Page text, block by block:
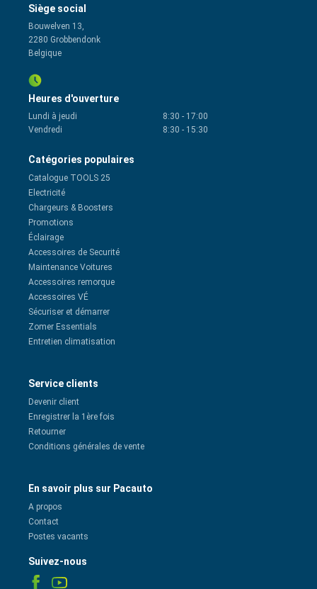
Siège social
Bouwelven 13,
2280 Grobbendonk
Belgique
Heures d'ouverture
Lundi à jeudi 8:30 - 17:00
Vendredi
8:30 - 15:30
Catégories populaires
Catalogue TOOLS 25
Electricité
Chargeurs & Boosters
Promotions
Éclairage
Accessoires de Securité
Maintenance Voitures
Accessoires remorque
Accessoires VÉ
Sécuriser et démarrer
Zomer Essentials
Entretien climatisation
Service clients
Devenir client
Enregistrer la 1ère fois
Retourner
Conditions générales de vente
En savoir plus sur Pacauto
A propos
Contact
Postes vacants
Suivez-nous